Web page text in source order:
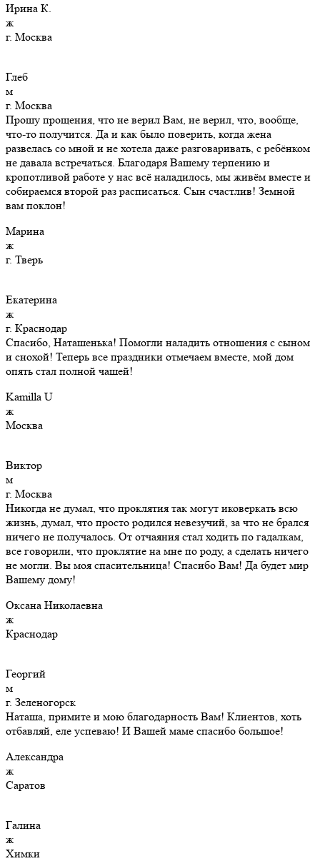
Ирина К.
ж
г. Москва
Глеб
м
г. Москва
Прошу прощения, что не верил Вам, не верил, что, вообще,
что-то получится. Да и как было поверить, когда жена
развелась со мной и не хотела даже разговаривать, с ребёнком
не давала встречаться. Благодаря Вашему терпению и
кропотливой работе у нас всё наладилось, мы живём вместе и
собираемся второй раз расписаться. Сын счастлив! Земной
вам поклон!
Марина
ж
г. Тверь
Екатерина
ж
г. Краснодар
Спасибо, Наташенька! Помогли наладить отношения с сыном
и снохой! Теперь все праздники отмечаем вместе, мой дом
опять стал полной чашей!
Kamilla U
ж
Москва
Виктор
м
г. Москва
Никогда не думал, что проклятия так могут иковеркать всю
жизнь, думал, что просто родился невезучий, за что не брался
ничего не получалось. От отчаяния стал ходить по гадалкам,
все говорили, что проклятие на мне по роду, а сделать ничего
не могли. Вы моя спасительница! Спасибо Вам! Да будет мир
Вашему дому!
Оксана Николаевна
ж
Краснодар
Георгий
м
г. Зеленогорск
Наташа, примите и мою благодарность Вам! Клиентов, хоть
отбавляй, еле успеваю! И Вашей маме спасибо большое!
Александра
ж
Саратов
Галина
ж
Химки